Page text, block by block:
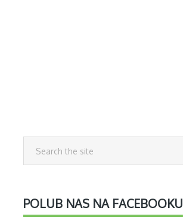
POLUB NAS NA FACEBOOKU